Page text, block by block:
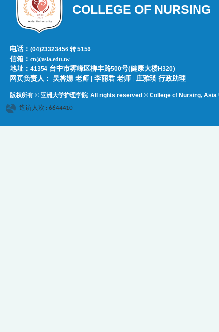
COLLEGE OF NURSING
电话：(04)23323456 转 5156
信箱：cn@asia.edu.tw
地址：41354 台中市雾峰区柳丰路500号(健康大楼H320)
网页负责人：​​​ ​吴桦姗 老师 | 李丽君 老师 | 庄雅瑛 行政助理
版权所有 © 亚洲大学护理学院All rights reserved © College of Nursing, Asia
造访人次 : 6644410